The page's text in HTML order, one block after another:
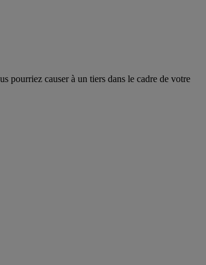
pourriez causer à un tiers dans le cadre de votre